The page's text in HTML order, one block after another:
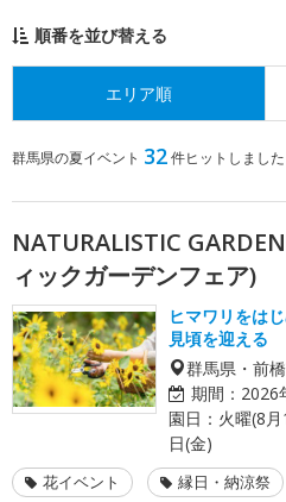
順番を並び替える
エリア順
群馬県の夏イベント 32件ヒットしました
NATURALISTIC
ィックガーデンフェア)
ヒマワリをは
見頃を迎える
群馬県・前
期間： 2026
園日：火曜(8
日(金)
花イベント 縁日・納涼祭